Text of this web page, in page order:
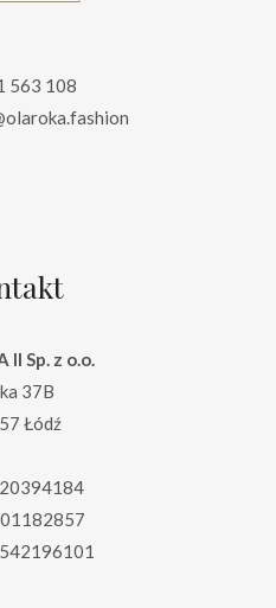
563 108
II Sp. z o.o.
37B
Łódź